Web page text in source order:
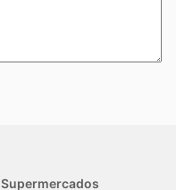
Supermercados